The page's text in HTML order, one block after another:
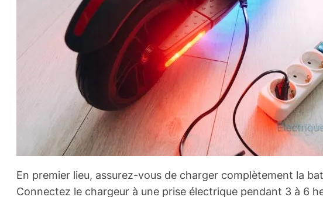
En premier lieu, assurez-vous de charger complètement la
Connectez le chargeur à une prise électrique pendant 3 à 6